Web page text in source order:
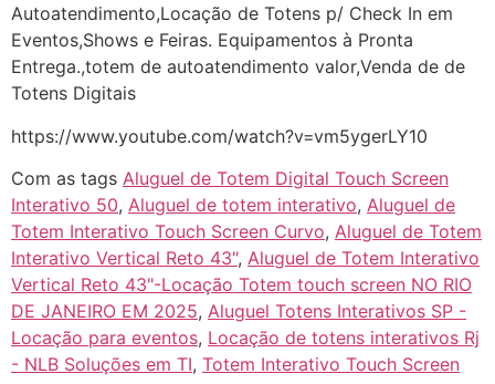
Autoatendimento,Locação de Totens p/ Check In em
Eventos,Shows e Feiras. Equipamentos à Pronta
Entrega.,totem de autoatendimento valor,Venda de de
Totens Digitais
https://www.youtube.com/watch?v=vm5ygerLY10
Com as tags Aluguel de Totem Digital Touch Screen
Interativo 50, Aluguel de totem interativo, Aluguel de
Totem Interativo Touch Screen Curvo, Aluguel de Totem
Interativo Vertical Reto 43", Aluguel de Totem Interativo
Vertical Reto 43"-Locação Totem touch screen NO RIO
DE JANEIRO EM 2025, Aluguel Totens Interativos SP -
Locação para eventos, Locação de totens interativos Rj
- NLB Soluções em TI, Totem Interativo Touch Screen